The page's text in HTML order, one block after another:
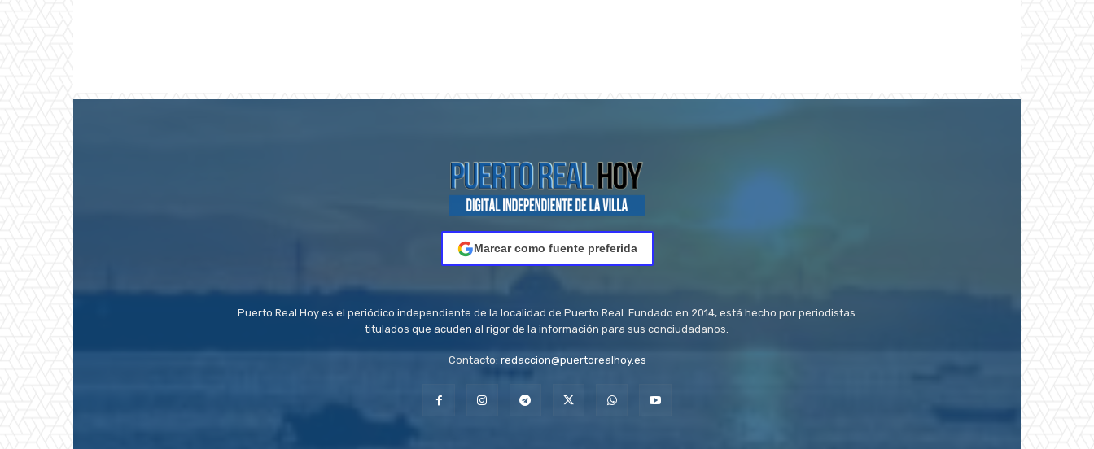
Marcar como fuente preferida
Puerto Real Hoy es el periódico independiente de la localidad de Puerto Real. Fundado en 2014, está hecho por periodistas
titulados que acuden al rigor de la información para sus conciudadanos.
Contacto: redaccion@puertorealhoy.es